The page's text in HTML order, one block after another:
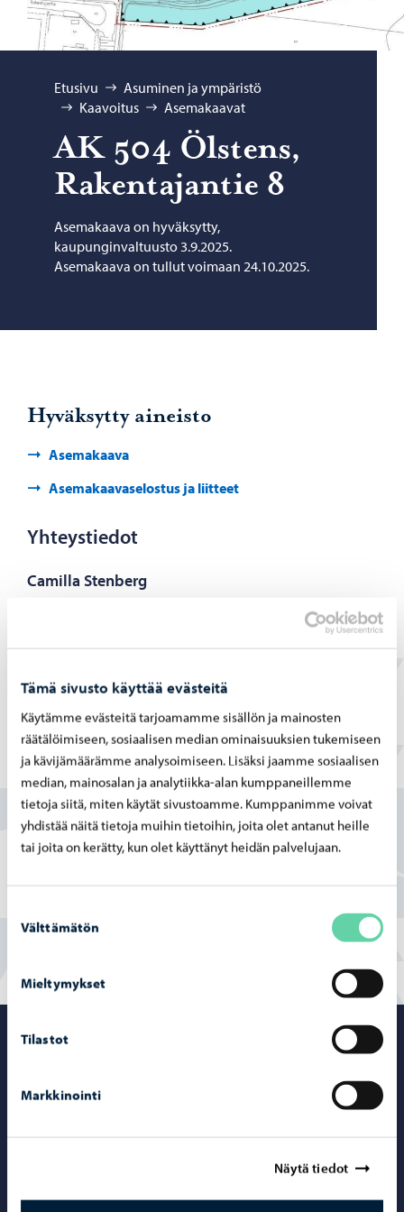
Tämä sivusto käyttää evästeitä
Käytämme evästeitä tarjoamamme sisällön ja mainosten
räätälöimiseen, sosiaalisen median ominaisuuksien tukemiseen
ja kävijämäärämme analysoimiseen. Lisäksi jaamme sosiaalisen
median, mainosalan ja analytiikka-alan kumppaneillemme
tietoja siitä, miten käytät sivustoamme. Kumppanimme voivat
yhdistää näitä tietoja muihin tietoihin, joita olet antanut heille
tai joita on kerätty, kun olet käyttänyt heidän palvelujaan.
valinta
Välttämätön
Mieltymykset
Tilastot
Markkinointi
Näytä tiedot
Selaa:
Etusivu
Asuminen ja ympäristö
Kaavoitus
Asemakaavat
AK 504 Öls­tens,
Ra­ken­ta­jan­tie 8
Asemakaava on hyväksytty,
kaupunginvaltuusto 3.9.2025.
Asemakaava on tullut voimaan 24.10.2025.
Hyväksytty aineisto
Asemakaava
Asemakaavaselostus ja liitteet
Yhteystiedot
Camilla Stenberg
Löysitkö etsimäsi tiedon tältä sivulta?
Kyllä
Osittain
Porvoo –
Yhteystiedot